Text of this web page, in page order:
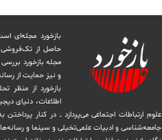
بازخورد مجله‌ای
حاصل از تک‌فروشی
مجله بازخورد
و نیز حمایت از
بازخورد از منظر
اطلاعات، دنیای
علوم ارتباطات اجتماعی می‌پردازد ــ در کنار
‏جامعه‌شناسی و ادبیات علمی‌تخیلی و سینما و